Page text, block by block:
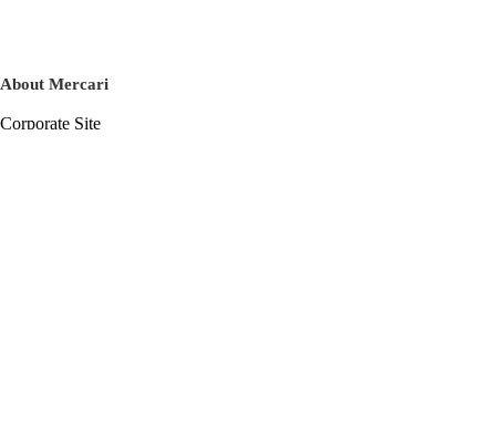
About Mercari
Corporate Site